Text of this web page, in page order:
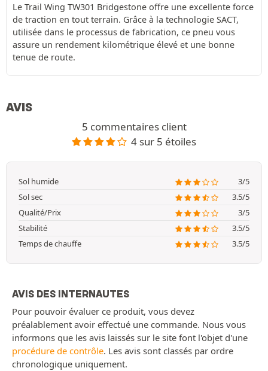
Le Trail Wing TW301 Bridgestone offre une excellente force
de traction en tout terrain. Grâce à la technologie SACT,
utilisée dans le processus de fabrication, ce pneu vous
assure un rendement kilométrique élevé et une bonne
tenue de route.
AVIS
5 commentaires client
4 sur 5 étoiles
Sol humide
3/5
Sol sec
3.5/5
Qualité/Prix
3/5
Stabilité
3.5/5
Temps de chauffe
3.5/5
AVIS DES INTERNAUTES
Pour pouvoir évaluer ce produit, vous devez
préalablement avoir effectué une commande. Nous vous
informons que les avis laissés sur le site font l'objet d'une
procédure de contrôle. Les avis sont classés par ordre
chronologique uniquement.